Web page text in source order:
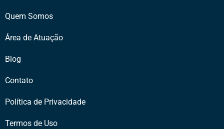
Quem Somos
Área de Atuação
Blog
Contato
Política de Privacidade
Termos de Uso